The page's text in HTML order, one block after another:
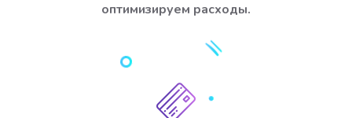
оптимизируем расходы.